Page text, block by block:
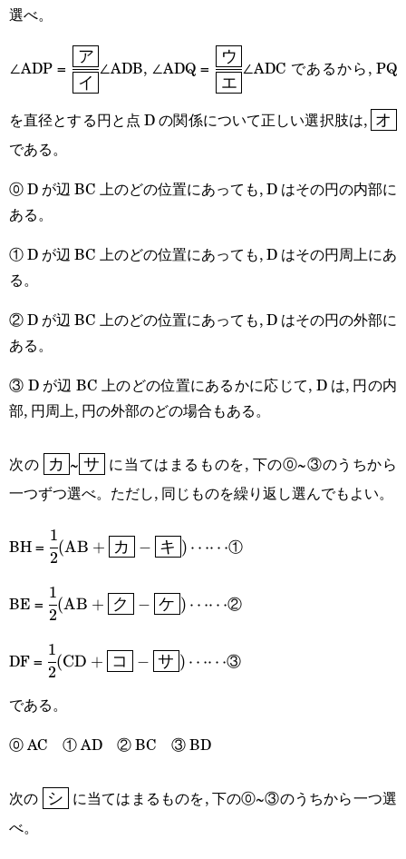
選べ。
∠ADP =
\cfrac{\boxed{\text{ア}}}
{\boxed{\text{イ}}}
イ
ア
∠ADB, ∠ADQ =
\cfrac{\boxed{\text{ウ
{\boxed{\text{エ}}}
エ
ウ
∠ADC であるから, PQ
を直径とする円と点 D の関係について正しい選択肢は, オ
である。
⓪ D が辺 BC 上のどの位置にあっても, D はその円の内部に
ある。
① D が辺 BC 上のどの位置にあっても, D はその円周上にあ
る。
② D が辺 BC 上のどの位置にあっても, D はその円の外部に
ある。
③ D が辺 BC 上のどの位置にあるかに応じて, D は, 円の内
部, 円周上, 円の外部のどの場合もある。
次の \boxed{\text{カ}}
カ ~\boxed{\text{サ}}
サ に当てはまるものを, 下の⓪~③のうちから
一つずつ選べ。ただし, 同じものを繰り返し選んでもよい。
BH = \cfrac{1}{2}
(\text{AB}+\boxed{\text{カ}}-
\boxed{\text{キ}})\cdots\cdots
2
1
(AB + カ − キ ) ⋯⋯①
BE = \cfrac{1}{2}
(\text{AB}+\boxed{\text{ク}}-
\boxed{\text{ケ}})\cdots\cdots
2
1
(AB + ク − ケ ) ⋯⋯②
DF = \cfrac{1}{2}
(\text{CD}+\boxed{\text{コ}}-
\boxed{\text{サ}})\cdots\cdots
2
1
(CD + コ − サ ) ⋯⋯③
である。
⓪ AC ① AD ② BC ③ BD
次の \boxed{\text{シ}}
シ に当てはまるものを, 下の⓪~③のうちから一つ選
べ。